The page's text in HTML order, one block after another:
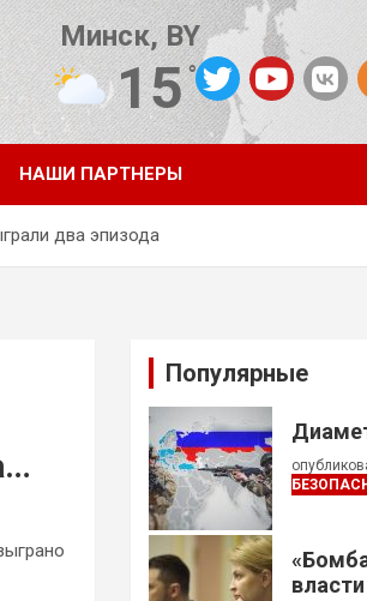
Минск, BY
15°C
Погода от OpenWeatherMap
НАШИ ПАРТНЕРЫ
два эпизода
Популярные